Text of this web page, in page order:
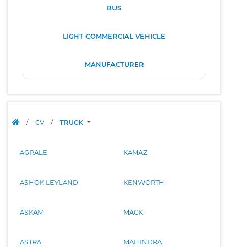
BUS
LIGHT COMMERCIAL VEHICLE
MANUFACTURER
/ CV / TRUCK
AGRALE
ASHOK LEYLAND
ASKAM
ASTRA
KAMAZ
KENWORTH
MACK
MAHINDRA